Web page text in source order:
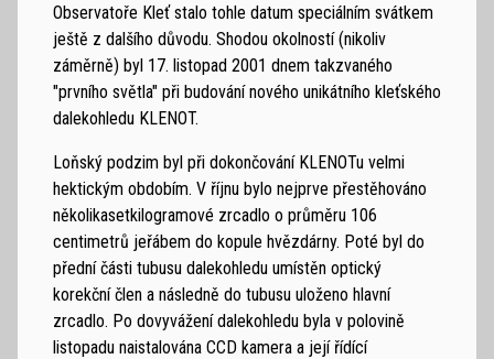
Observatoře Kleť stalo tohle datum speciálním svátkem
ještě z dalšího důvodu. Shodou okolností (nikoliv
záměrně) byl 17. listopad 2001 dnem takzvaného
"prvního světla" při budování nového unikátního kleťského
dalekohledu KLENOT.
Loňský podzim byl při dokončování KLENOTu velmi
hektickým obdobím. V říjnu bylo nejprve přestěhováno
několikasetkilogramové zrcadlo o průměru 106
centimetrů jeřábem do kopule hvězdárny. Poté byl do
přední části tubusu dalekohledu umístěn optický
korekční člen a následně do tubusu uloženo hlavní
zrcadlo. Po dovyvážení dalekohledu byla v polovině
listopadu naistalována CCD kamera a její řídící